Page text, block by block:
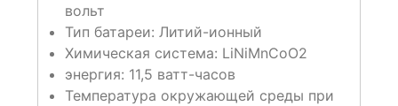
вольт
Тип батареи: Литий-ионный
Химическая система: LiNiMnCoO2
энергия: 11,5 ватт-часов
Температура окружающей среды при